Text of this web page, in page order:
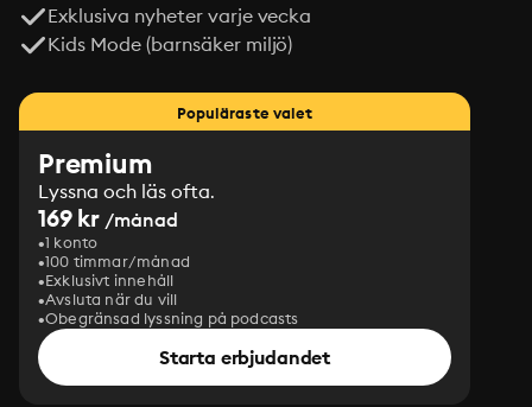
Exklusiva nyheter varje vecka
Kids Mode (barnsäker miljö)
Populäraste valet
Premium
Lyssna och läs ofta.
169 kr /månad
1 konto
100 timmar/månad
Exklusivt innehåll
Avsluta när du vill
Obegränsad lyssning på podcasts
Starta erbjudandet